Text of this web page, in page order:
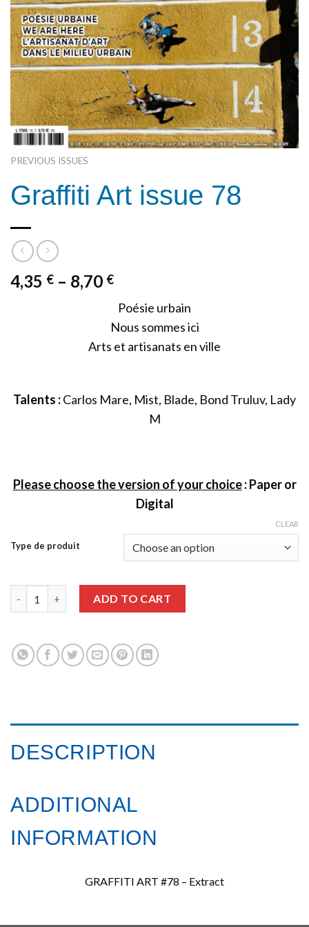
PREVIOUS ISSUES
Graffiti Art issue 78
4,35 € – 8,70 €
Poésie urbain
Nous sommes ici
Arts et artisanats en ville
Talents :Carlos Mare, Mist, Blade, Bond Truluv, Lady
M
Please choose the version of your choice :Paper or
Digital
Type de produit
CLEAR
ADD TO CART
DESCRIPTION
ADDITIONAL
INFORMATION
GRAFFITI ART #78 – Extract